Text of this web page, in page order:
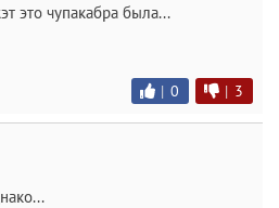
это чупакабра была...
| 0 | 3